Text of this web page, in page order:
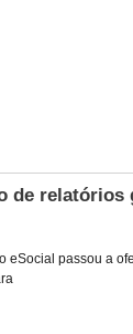
de relatórios
eSocial passou a